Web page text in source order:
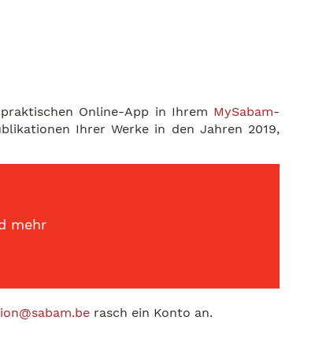
Online-App in Ihrem MySabam-
Ihrer Werke in den Jahren 2019,
mehr
rasch ein Konto an.